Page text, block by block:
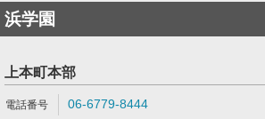
浜学園
上本町本部
06-6779-8444